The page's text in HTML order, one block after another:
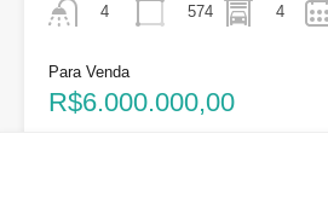
4
574
4
Para Venda
R$6.000.000,00